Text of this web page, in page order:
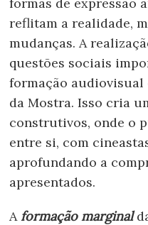
reflitam a realidade,
mudanças. A
questões sociais
formação
da Mostra. Isso cria
construtivos, onde o
entre si, com
aprofundando a
apresentados.
A formação marginal